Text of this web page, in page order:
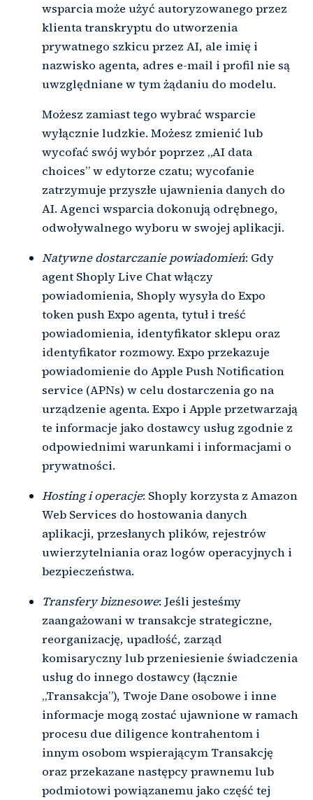
wsparcia może użyć autoryzowanego przez
klienta transkryptu do utworzenia
prywatnego szkicu przez AI, ale imię i
nazwisko agenta, adres e-mail i profil nie są
uwzględniane w tym żądaniu do modelu.
Możesz zamiast tego wybrać wsparcie
wyłącznie ludzkie. Możesz zmienić lub
wycofać swój wybór poprzez „AI data
choices” w edytorze czatu; wycofanie
zatrzymuje przyszłe ujawnienia danych do
AI. Agenci wsparcia dokonują odrębnego,
odwoływalnego wyboru w swojej aplikacji.
Natywne dostarczanie powiadomień: Gdy
agent Shoply Live Chat włączy
powiadomienia, Shoply wysyła do Expo
token push Expo agenta, tytuł i treść
powiadomienia, identyfikator sklepu oraz
identyfikator rozmowy. Expo przekazuje
powiadomienie do Apple Push Notification
service (APNs) w celu dostarczenia go na
urządzenie agenta. Expo i Apple przetwarzają
te informacje jako dostawcy usług zgodnie z
odpowiednimi warunkami i informacjami o
prywatności.
Hosting i operacje: Shoply korzysta z Amazon
Web Services do hostowania danych
aplikacji, przesłanych plików, rejestrów
uwierzytelniania oraz logów operacyjnych i
bezpieczeństwa.
Transfery biznesowe: Jeśli jesteśmy
zaangażowani w transakcje strategiczne,
reorganizację, upadłość, zarząd
komisaryczny lub przeniesienie świadczenia
usług do innego dostawcy (łącznie
„Transakcja”), Twoje Dane osobowe i inne
informacje mogą zostać ujawnione w ramach
procesu due diligence kontrahentom i
innym osobom wspierającym Transakcję
oraz przekazane następcy prawnemu lub
podmiotowi powiązanemu jako część tej